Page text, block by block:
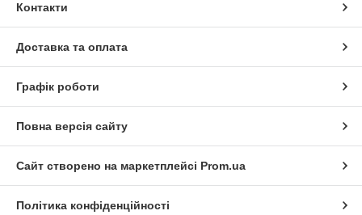
Контакти
Доставка та оплата
Графік роботи
Повна версія сайту
Сайт створено на маркетплейсі Prom.ua
Політика конфіденційності